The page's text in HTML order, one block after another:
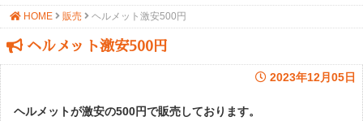
HOME 販売 ヘルメット激安500円
ヘルメット激安500円
2023年12月05日
ヘルメットが激安の500円で販売しております。